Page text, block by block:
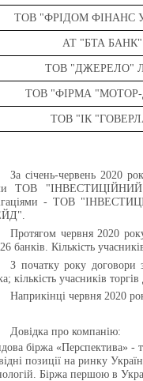
ТОВ "ФРІДОМ ФІНАНС
АТ "БТА БАНК"
ТОВ "ДЖЕРЕЛО"
ТОВ "ФІРМА "МОТОР-
ТОВ "ІК
За січень-червень 2020
ТОВ
- ТОВ
Протягом червня 2020
банків. Кількість
З початку року договори
кількість учасників
Наприкінці червня 2020
Довідка про компанію:
біржа «Перспектива» -
позиції на ринку
Біржа першою в